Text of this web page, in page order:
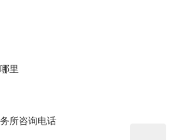
里
所咨询电话